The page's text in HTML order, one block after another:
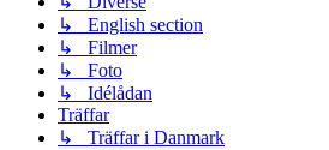
↳ English section
↳ Filmer
↳ Foto
↳ Idélådan
Träffar
↳ Träffar i Danmark